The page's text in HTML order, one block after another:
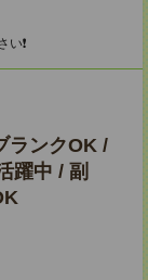
❗
ランクOK /
躍中 / 副